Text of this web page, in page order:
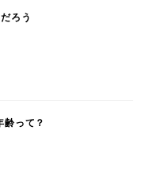
ろう
齢って？